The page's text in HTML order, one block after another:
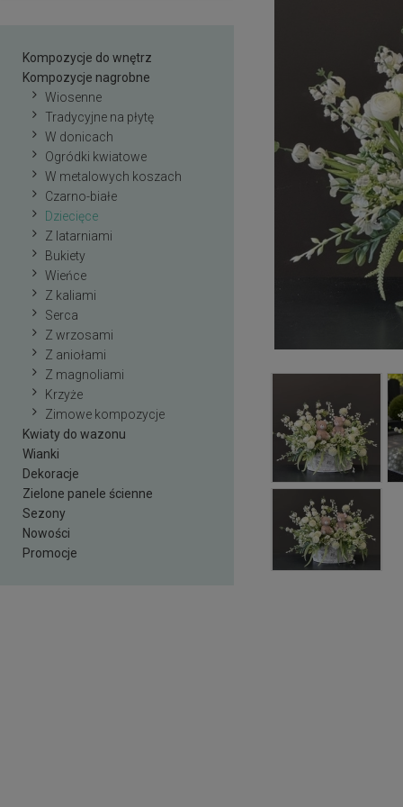
Kompozycje do wnętrz
Kompozycje nagrobne
Wiosenne
Tradycyjne na płytę
W donicach
Ogródki kwiatowe
W metalowych koszach
Czarno-białe
Dziecięce
Z latarniami
Bukiety
Wieńce
Z kaliami
Serca
Z wrzosami
Z aniołami
Z magnoliami
Krzyże
Zimowe kompozycje
Kwiaty do wazonu
Wianki
Dekoracje
Zielone panele ścienne
Sezony
Nowości
Promocje